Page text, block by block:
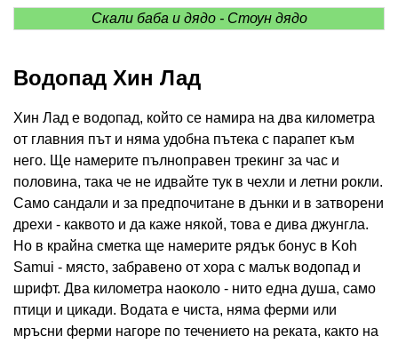
Скали баба и дядо - Стоун дядо
Водопад Хин Лад
Хин Лад е водопад, който се намира на два километра
от главния път и няма удобна пътека с парапет към
него. Ще намерите пълноправен трекинг за час и
половина, така че не идвайте тук в чехли и летни рокли.
Само сандали и за предпочитане в дънки и в затворени
дрехи - каквото и да каже някой, това е дива джунгла.
Но в крайна сметка ще намерите рядък бонус в Koh
Samui - място, забравено от хора с малък водопад и
шрифт. Два километра наоколо - нито една душа, само
птици и цикади. Водата е чиста, няма ферми или
мръсни ферми нагоре по течението на реката, както на